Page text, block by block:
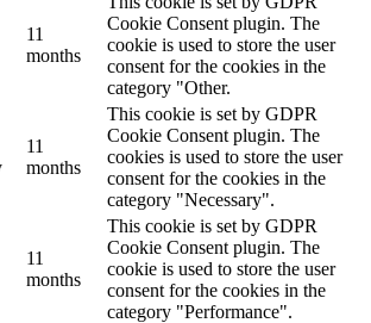
11
months
Cookie Consent plugin. The
cookie is used to store the user
consent for the cookies in the
category "Other.
11
months
This cookie is set by GDPR
Cookie Consent plugin. The
cookies is used to store the user
consent for the cookies in the
category "Necessary".
11
months
This cookie is set by GDPR
Cookie Consent plugin. The
cookie is used to store the user
consent for the cookies in the
category "Performance".